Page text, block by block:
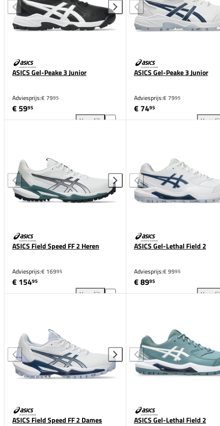
ASICS Gel-Peake 3 Junior
Adviesprijs:€ 7995
€ 5995
Vergelijk
ASICS Gel-Peake 3 Junior
Adviesprijs:€ 7995
€ 7495
ASICS Field Speed FF 2 Heren
Adviesprijs:€ 16995
€ 15495
Vergelijk
ASICS Gel-Lethal Field 2
Adviesprijs:€ 9995
€ 8995
ASICS Field Speed FF 2 Dames ASICS Gel-Lethal Field 2